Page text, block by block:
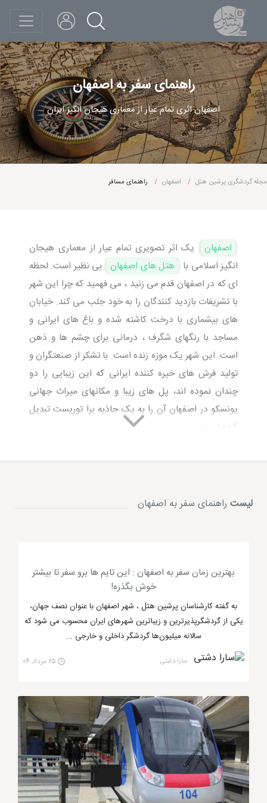
راهنمای سفر به اصفهان
اصفهان اثری تمام عیار از معماری هیجان انگیز ایران
مجله گردشگری پرشین هتل اصفهان راهنمای مسافر
اصفهان
یک اثر تصویری تمام عیار از معماری هیجان
انگیز اسلامی با
هتل های اصفهان بی نظیر است. لحظه
ای که در اصفهان قدم می زنید ، می فهمید که چرا این شهر
با تشریفات بازدید کنندگان را به خود جلب می کند. خیابان
های بیشماری با درخت کاشته شده و باغ های ایرانی و
مساجد با رنگهای شگرف ، درمانی برای چشم ها و ذهن
است. این شهر یک موزه زنده است. با تشکر از صنعتگران و
تولید فرش های خیره کننده ایرانی که این زیبایی را دو
چندان نموده اند، پل های زیبا و مکانهای میراث جهانی
یونسکو در اصفهان آن را به یک جاذبه برا توریست تبدیل
کرده است.
صفوی) (وفات 1587-1629) که اصفهان را پایتخت خود
ابریشم قرار داشت ، آغاز شد.
در زمان شاه عباس، اصفهان از رونق بسیار خوبی برخوردار
شد یادگار آن زمان نیز هتل عباسی اصفهان
است که از
طریق پرشین هتل میتوانید رزرو خود را انجام دهید.
اصفهان به عنوان مرکز هنری ، معماری و تجارت (براساس
لیست راهنمای سفر به اصفهان
بهترین زمان سفر به اصفهان : این تایم ها برو سفر تا بیشتر
خوش بگذره!
به گفته کارشناسان پرشین هتل ، شهر اصفهان با عنوان نصف جهان،
یکی از گردشگرپذیرترین و زیباترین شهرهای ایران محسوب می شود که
سالانه میلیون‌ها گردشگر داخلی و خارجی ...
سارا دشتی ۲۵ مرداد ۰۴